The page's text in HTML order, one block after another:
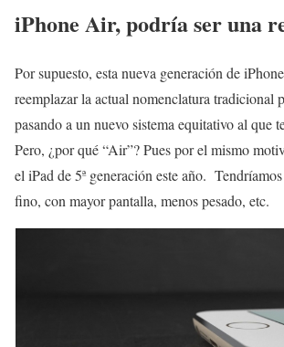
iPhone Air, podría ser una
Por supuesto, esta nueva generación de
reemplazar la actual nomenclatura tradicional
pasando a un nuevo sistema equitativo al que
Pero, ¿por qué “Air”? Pues por el mismo
el iPad de 5ª generación este año.
fino, con mayor pantalla, menos pesado, etc.